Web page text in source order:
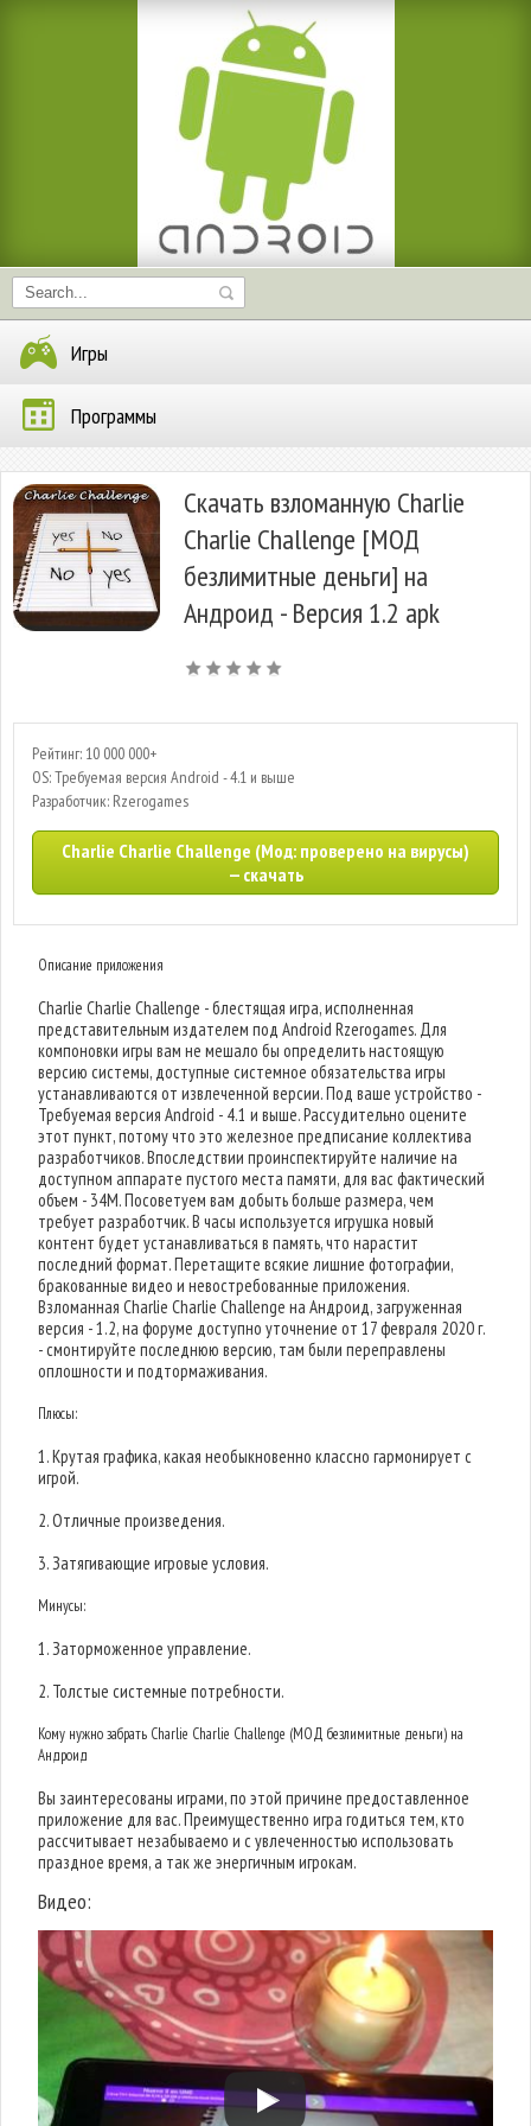
Игры
Программы
Скачать взломанную Charlie
Charlie Challenge [МОД
безлимитные деньги] на
Андроид - Версия 1.2 apk
Рейтинг: 10 000 000+
OS: Требуемая версия Android - 4.1 и выше
Разработчик: Rzerogames
Charlie Charlie Challenge (Мод: проверено на вирусы)
— скачать
Описание приложения
Charlie Charlie Challenge - блестящая игра, исполненная
представительным издателем под Android Rzerogames. Для
компоновки игры вам не мешало бы определить настоящую
версию системы, доступные системное обязательства игры
устанавливаются от извлеченной версии. Под ваше устройство -
Требуемая версия Android - 4.1 и выше. Рассудительно оцените
этот пункт, потому что это железное предписание коллектива
разработчиков. Впоследствии проинспектируйте наличие на
доступном аппарате пустого места памяти, для вас фактический
объем - 34M. Посоветуем вам добыть больше размера, чем
требует разработчик. В часы используется игрушка новый
контент будет устанавливаться в память, что нарастит
последний формат. Перетащите всякие лишние фотографии,
бракованные видео и невостребованные приложения.
Взломанная Charlie Charlie Challenge на Андроид, загруженная
версия - 1.2, на форуме доступно уточнение от 17 февраля 2020 г.
- смонтируйте последнюю версию, там были переправлены
оплошности и подтормаживания.
Плюсы:
1. Крутая графика, какая необыкновенно классно гармонирует с
игрой.
2. Отличные произведения.
3. Затягивающие игровые условия.
Минусы:
1. Заторможенное управление.
2. Толстые системные потребности.
Кому нужно забрать Charlie Charlie Challenge (МОД безлимитные деньги) на
Андроид
Вы заинтересованы играми, по этой причине предоставленное
приложение для вас. Преимущественно игра годиться тем, кто
рассчитывает незабываемо и с увлеченностью использовать
праздное время, а так же энергичным игрокам.
Видео: